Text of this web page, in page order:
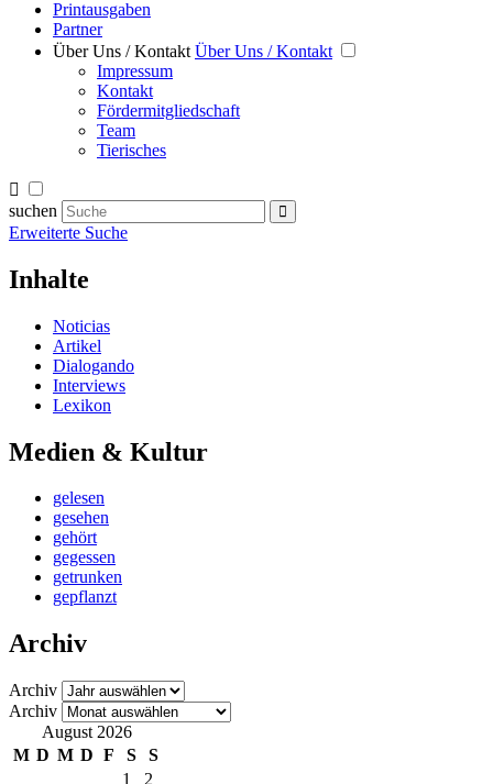
Printausgaben
Partner
Über Uns / Kontakt Über Uns / Kontakt
Impressum
Kontakt
Fördermitgliedschaft
Team
Tierisches
suchen
Erweiterte Suche
Inhalte
Noticias
Artikel
Dialogando
Interviews
Lexikon
Medien & Kultur
gelesen
gesehen
gehört
gegessen
getrunken
gepflanzt
Archiv
Archiv
Archiv
August 2026
M D M D F S
S
1
2